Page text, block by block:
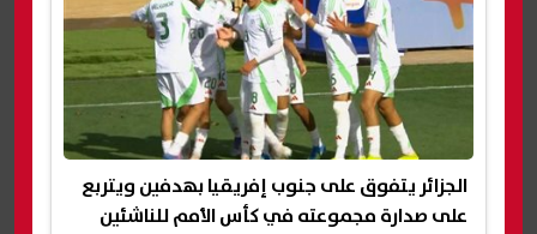
الجزائر يتفوق على جنوب إفريقيا بهدفين ويتربع
على صدارة مجموعته في كأس الأمم للناشئين